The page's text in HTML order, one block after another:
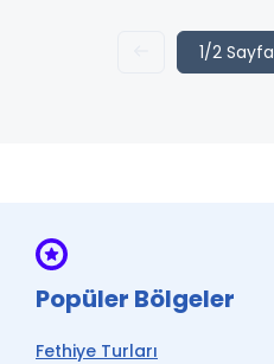
1/2 Sayfa
Popüler Bölgeler
Fethiye Turları